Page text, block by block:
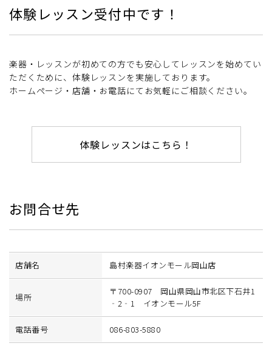
体験レッスン受付中です！
楽器・レッスンが初めての方でも安心してレッスンを始めてい
ただくために、体験レッスンを実施しております。
ホームページ・店舗・お電話にてお気軽にご相談ください。
体験レッスンはこちら！
お問合せ先
店舗名 島村楽器イオンモール岡山店
場所
〒700-0907 岡山県岡山市北区下石井1
‐2‐1 イオンモール5F
電話番号 086-803-5880